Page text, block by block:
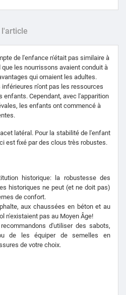
l'article
de l'enfance n'était pas similaire à
les nourrissons avaient conduit à
qui ornaient les adultes.
n’ont pas les ressources
enfants. Cependant, avec l'apparition
les enfants ont commencé à
latéral. Pour la stabilité de l'enfant
est fixé par des clous très robustes.
historique: la robustesse des
historiques ne peut (et ne doit pas)
de confort.
aux chaussées en béton et au
n'existaient pas au Moyen Âge!
d'utiliser des sabots,
de les équiper de semelles en
de votre choix.